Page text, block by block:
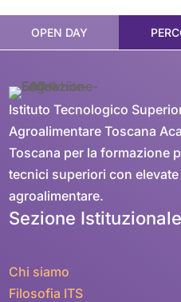
OPEN DAY
Istituto Tecnologico
Agroalimentare Toscana
Toscana per la formazione
tecnici superiori con
agroalimentare.
Sezione Istituzionale
Chi siamo
Filosofia ITS